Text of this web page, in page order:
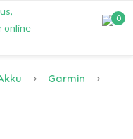
0
Garmin